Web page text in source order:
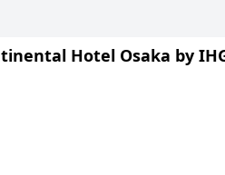
Hotel Osaka by